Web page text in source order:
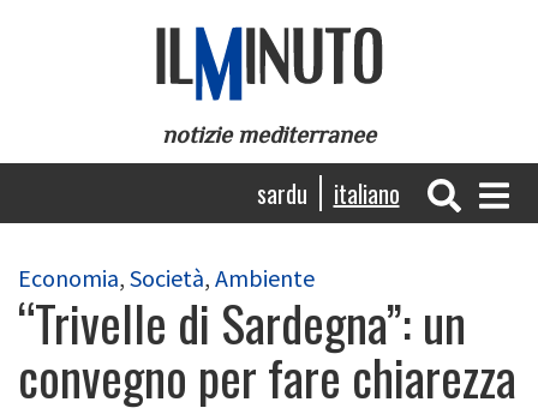
notizie mediterranee
Navigazione
principale
sardu italiano
Economia, Società, Ambiente
“Trivelle di Sardegna”: un
convegno per fare chiarezza